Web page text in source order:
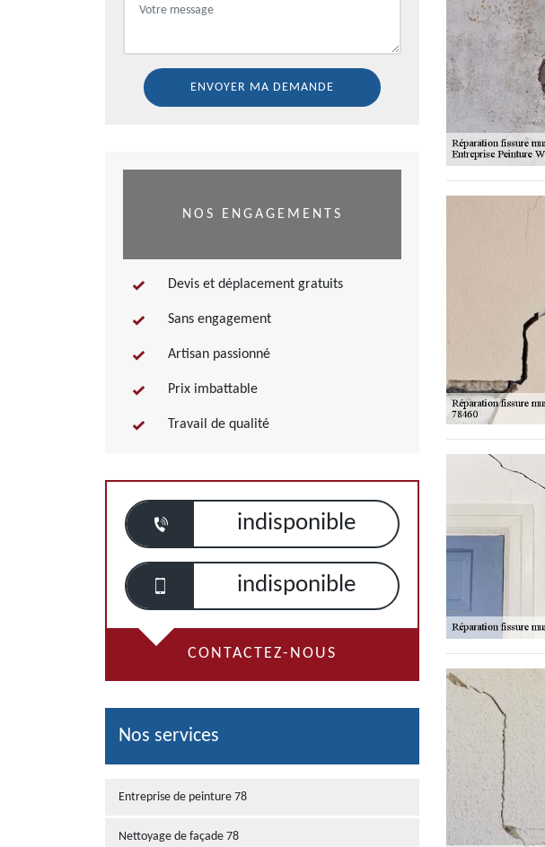
NOS ENGAGEMENTS
Devis et déplacement gratuits
Sans engagement
Artisan passionné
Prix imbattable
Travail de qualité
indisponible
indisponible
CONTACTEZ-NOUS
Nos services
Entreprise de peinture 78
Nettoyage de façade 78